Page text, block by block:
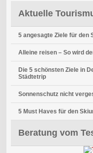
Aktuelle
5 angesagte Ziele für den
Alleine reisen – So wird
Die 5 schönsten Ziele in
Städtetrip
Sonnenschutz nicht
5 Must Haves für den
Beratung vom